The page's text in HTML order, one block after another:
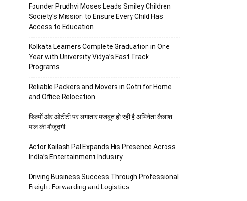
Founder Prudhvi Moses Leads Smiley Children
Society’s Mission to Ensure Every Child Has
Access to Education
Kolkata Learners Complete Graduation in One
Year with University Vidya’s Fast Track
Programs
Reliable Packers and Movers in Gotri for Home
and Office Relocation
फिल्मों और ओटीटी पर लगातार मजबूत हो रही है अभिनेता कैलाश
पाल की मौजूदगी
Actor Kailash Pal Expands His Presence Across
India’s Entertainment Industry
Driving Business Success Through Professional
Freight Forwarding and Logistics